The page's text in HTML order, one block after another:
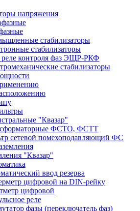
напряжения
стабилизаторы
стабилизаторы
реле контроля фаз ЭЩР-РКФ
стабилизаторы
"Квазар"
ФСТО, ФСТТ
сетевой помехоподавляющий ФС
"Квазар"
ввод резерва
цифровой на DIN-рейку
цифровой
реле
фазы (переключатель фаз)